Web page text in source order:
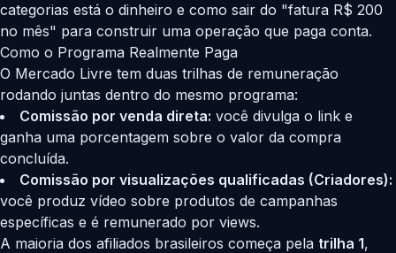
categorias está o dinheiro e como sair do "fatura R$ 200
no mês" para construir uma operação que paga conta.
Como o Programa Realmente Paga
O Mercado Livre tem duas trilhas de remuneração
rodando juntas dentro do mesmo programa:
Comissão por venda direta: você divulga o link e
ganha uma porcentagem sobre o valor da compra
concluída.
Comissão por visualizações qualificadas (Criadores):
você produz vídeo sobre produtos de campanhas
específicas e é remunerado por views.
A maioria dos afiliados brasileiros começa pela trilha 1,